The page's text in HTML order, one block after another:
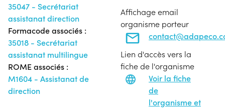
35047 - Secrétariat
assistanat direction
Formacode associés :
35018 - Secrétariat
assistanat multilingue
ROME associés :
M1604 - Assistanat de
direction
Affichage email
organisme porteur
Lien d'accès vers la
fiche de l'organisme
Voir la fiche
de
l'organisme et